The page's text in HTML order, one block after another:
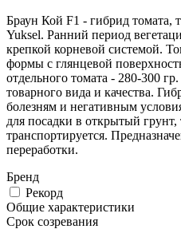
Браун Кой F1 - гибрид томата,
Yuksel. Ранний период
крепкой корневой системой.
формы с глянцевой
отдельного томата - 280-300
товарного вида и качества.
болезням и негативным
для посадки в открытый
транспортируется.
переработки.
Бренд
Рекорд
Общие характеристики
Срок созревания